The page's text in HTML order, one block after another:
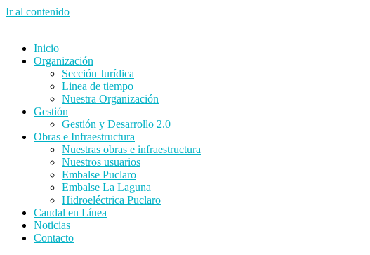
Ir al contenido
Inicio
Organización
Sección Jurídica
Linea de tiempo
Nuestra Organización
Gestión
Gestión y Desarrollo 2.0
Obras e Infraestructura
Nuestras obras e infraestructura
Nuestros usuarios
Embalse Puclaro
Embalse La Laguna
Hidroeléctrica Puclaro
Caudal en Línea
Noticias
Contacto